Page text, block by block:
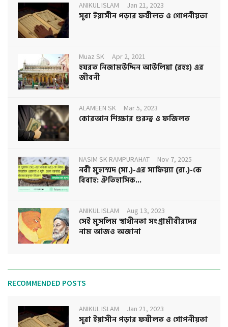
ANIKUL ISLAM Jan 21, 2023
সূরা ইয়াসীন পড়ার ফযীলত ও গোপনীয়তা
Muaz SK Apr 2, 2021
হযরত নিজামউদ্দিন আউলিয়া (রহঃ) এর
জীবনী
ALAMEEN SK Mar 5, 2023
কোরআন শিক্ষার গুরুত্ব ও ফজিলত
NASIM SK RAMPURAHAT Nov 7, 2025
নবী মুহাম্মদ (সা.)-এর সাফিয়্যা (রা.)-কে
বিবাহ: ঐতিহাসিক...
ANIKUL ISLAM Aug 13, 2023
সেই মুসলিম স্বাধীনতা সংগ্রামীবীরদের
নাম আজও অজানা
RECOMMENDED POSTS
ANIKUL ISLAM Jan 21, 2023
সূরা ইয়াসীন পড়ার ফযীলত ও গোপনীয়তা